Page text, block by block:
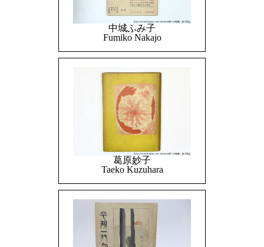
中城ふみ子
Fumiko Nakajo
葛原妙子
Taeko Kuzuhara